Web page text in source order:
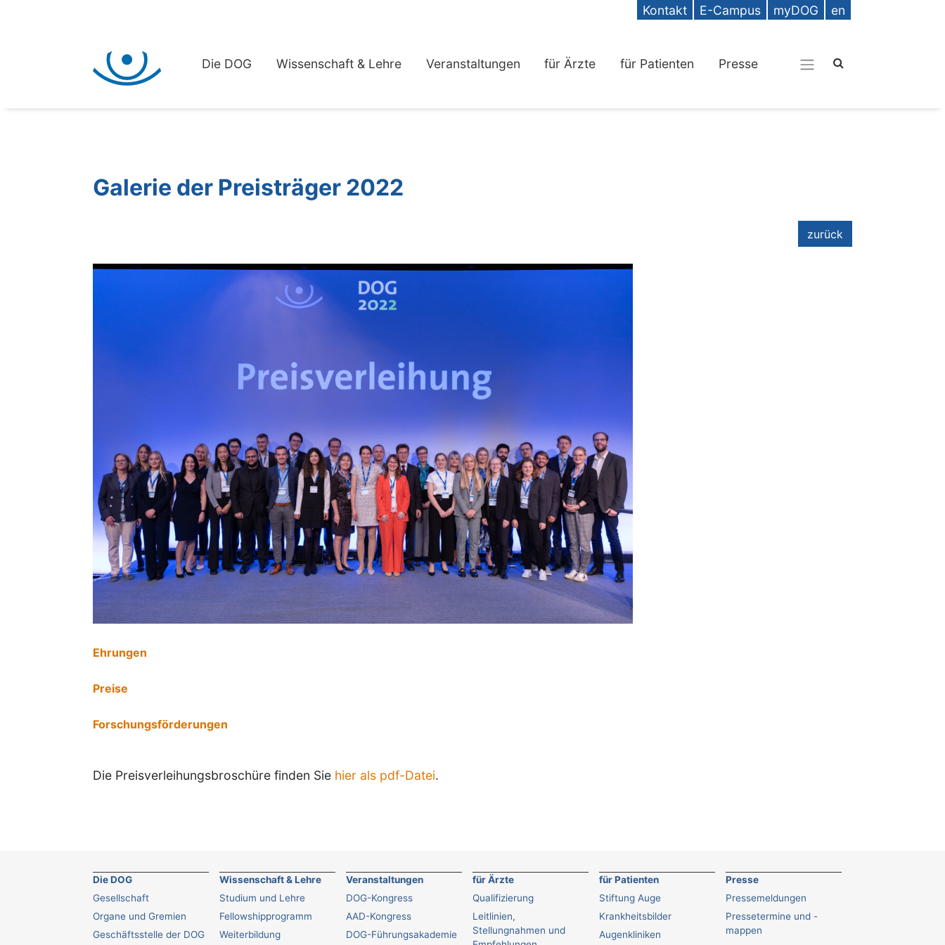
Kontakt E-Campus myDOG en
Die DOG Wissenschaft & Lehre Veranstaltungen für Ärzte für Patienten Presse
Galerie der Preisträger 2022
zurück
Ehrungen
Preise
Forschungsförderungen
Die Preisverleihungsbroschüre finden Sie hier als pdf-Datei.
Die DOG
Gesellschaft
Organe und Gremien
Geschäftsstelle der DOG
Wissenschaft & Lehre
Studium und Lehre
Fellowshipprogramm
Weiterbildung
Veranstaltungen
DOG-Kongress
AAD-Kongress
DOG-Führungsakademie
für Ärzte
Qualifizierung
Leitlinien,
Stellungnahmen und
für Patienten
Stiftung Auge
Krankheitsbilder
Augenkliniken
Presse
Pressemeldungen
Pressetermine und -
mappen